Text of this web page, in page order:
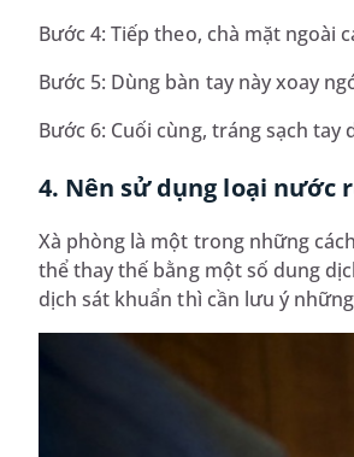
Bước 4: Tiếp theo, chà mặt ngoài
Bước 5: Dùng bàn tay này xoay
Bước 6: Cuối cùng, tráng sạch
4. Nên sử dụng loại nước
Xà phòng là một trong những
thể thay thế bằng một số dung
dịch sát khuẩn thì cần lưu ý